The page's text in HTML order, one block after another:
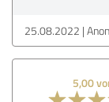
25.08.2022
5,00